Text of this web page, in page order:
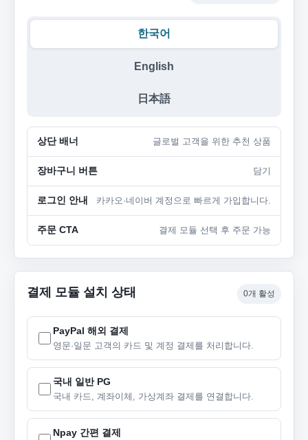
한국어
English
日本語
상단 배너 글로벌 고객을 위한 추천 상품
장바구니 버튼 담기
로그인 안내 카카오·네이버 계정으로 빠르게 가입합니다.
주문 CTA 결제 모듈 선택 후 주문 가능
결제 모듈 설치 상태 0개 활성
PayPal 해외 결제
영문·일문 고객의 카드 및 계정 결제를 처리합니다.
국내 일반 PG
국내 카드, 계좌이체, 가상계좌 결제를 연결합니다.
Npay 간편 결제